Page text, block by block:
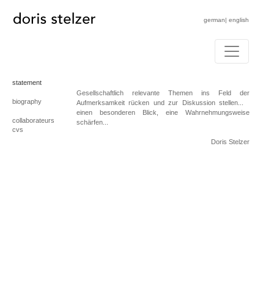
german| english
statement
biography
collaborateurs
cvs
Gesellschaftlich relevante Themen ins Feld der
Aufmerksamkeit rücken und zur Diskussion stellen...
einen besonderen Blick, eine Wahrnehmungsweise
schärfen...
Doris Stelzer